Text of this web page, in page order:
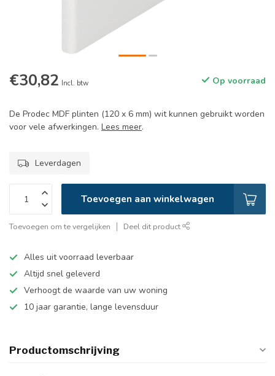
€30,82 Incl. btw Op voorraad
De Prodec MDF plinten (120 x 6 mm) wit kunnen gebruikt worden
voor vele afwerkingen. Lees meer.
Leverdagen
Toevoegen aan winkelwagen
Toevoegen om te vergelijken Deel dit product
Alles uit voorraad leverbaar
Altijd snel geleverd
Verhoogt de waarde van uw woning
10 jaar garantie, lange levensduur
Productomschrijving